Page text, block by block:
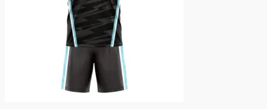
ームへの愛情が伝わる応援スタイルとは？